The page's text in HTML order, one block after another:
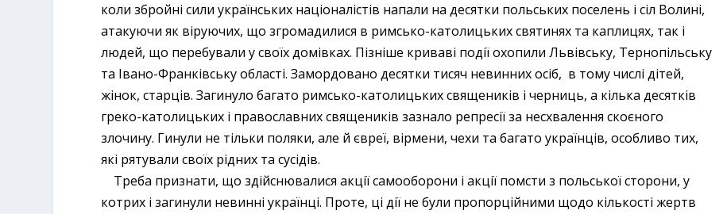
коли збройні сили українських націоналістів напали на десятки польських поселень і сіл Волині,
атакуючи як віруючих, що згромадилися в римсько-католицьких святинях та каплицях, так і
людей, що перебували у своїх домівках. Пізніше криваві події охопили Львівську, Тернопільську
та Івано-Франківську області. Замордовано десятки тисяч невинних осіб, в тому числі дітей,
жінок, старців. Загинуло багато римсько-католицьких священиків і черниць, а кілька десятків
греко-католицьких і православних священиків зазнало репресії за несхвалення скоєного
злочину. Гинули не тільки поляки, але й євреї, вірмени, чехи та багато українців, особливо тих,
які рятували своїх рідних та сусідів.
Треба признати, що здійснювалися акції самооборони і акції помсти з польської сторони, у
котрих і загинули невинні українці. Проте, ці дії не були пропорційними щодо кількості жертв